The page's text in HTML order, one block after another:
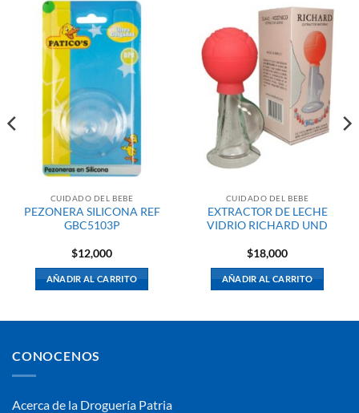
CUIDADO DEL BEBE
PEZONERA SILICONA REF
GBC5103P
$12,000
AÑADIR AL CARRITO
CUIDADO DEL BEBE
EXTRACTOR DE LECHE
VIDRIO RICHARD UND
$18,000
AÑADIR AL CARRITO
CONOCENOS
Acerca de la Droguería Patria